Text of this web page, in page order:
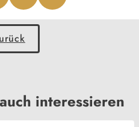
interessieren